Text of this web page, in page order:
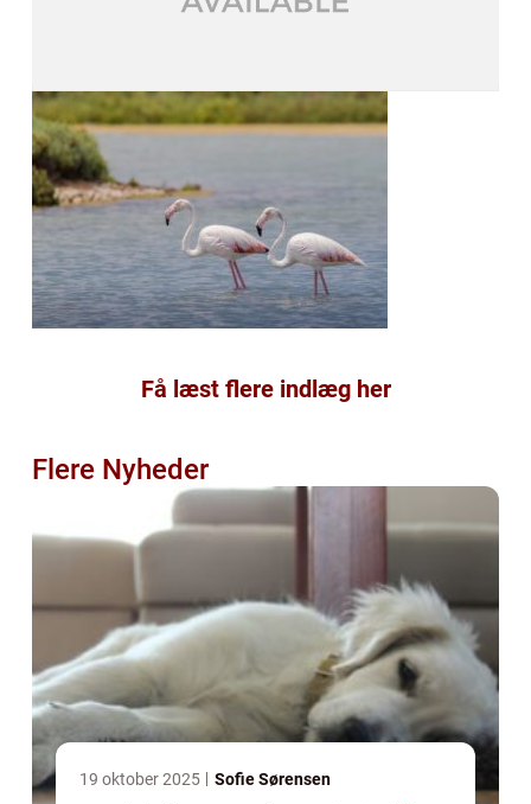
Få læst flere indlæg her
Flere Nyheder
19 oktober 2025 Sofie Sørensen